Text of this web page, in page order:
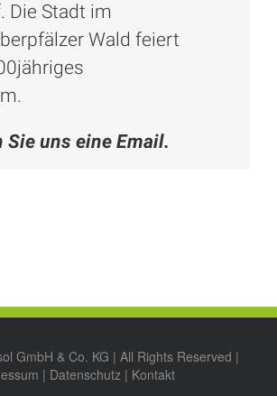
Die Stadt im
Wald feiert
Sie uns eine Email.
GmbH & Co. KG | All Rights Reserved |
| Datenschutz | Kontakt